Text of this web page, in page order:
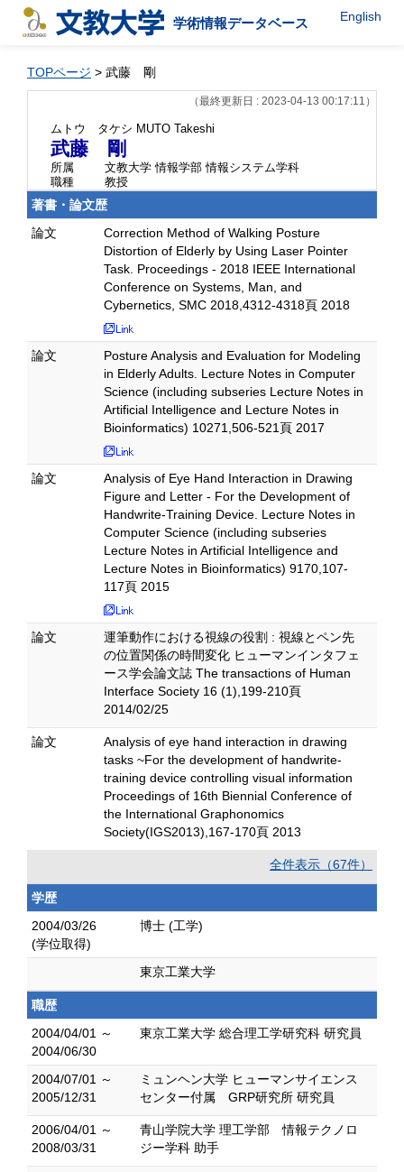
学術情報データベース English
TOPページ > 武藤 剛
（最終更新日 : 2023-04-13 00:17:11）
ムトウ タケシ MUTO Takeshi
武藤 剛
所属
文教大学 情報学部 情報システム学科
職種
教授
著書・論文歴
論文
Correction Method of Walking Posture
Distortion of Elderly by Using Laser Pointer
Task. Proceedings - 2018 IEEE International
Conference on Systems, Man, and
Cybernetics, SMC 2018,4312-4318頁 2018
論文
Posture Analysis and Evaluation for Modeling
in Elderly Adults. Lecture Notes in Computer
Science (including subseries Lecture Notes in
Artificial Intelligence and Lecture Notes in
Bioinformatics) 10271,506-521頁 2017
論文
Analysis of Eye Hand Interaction in Drawing
Figure and Letter - For the Development of
Handwrite-Training Device. Lecture Notes in
Computer Science (including subseries
Lecture Notes in Artificial Intelligence and
Lecture Notes in Bioinformatics) 9170,107-
117頁 2015
論文
運筆動作における視線の役割 : 視線とペン先
の位置関係の時間変化 ヒューマンインタフェ
ース学会論文誌 The transactions of Human
Interface Society 16 (1),199-210頁
2014/02/25
論文
Analysis of eye hand interaction in drawing
tasks ~For the development of handwrite-
training device controlling visual information
Proceedings of 16th Biennial Conference of
the International Graphonomics
Society(IGS2013),167-170頁 2013
全件表示（67件）
学歴
2004/03/26
(学位取得)
博士 (工学)
東京工業大学
職歴
2004/04/01 ～
2004/06/30
東京工業大学 総合理工学研究科 研究員
2004/07/01 ～
2005/12/31
ミュンヘン大学 ヒューマンサイエンス
センター付属 GRP研究所 研究員
2006/04/01 ～
2008/03/31
青山学院大学 理工学部 情報テクノロ
ジー学科 助手